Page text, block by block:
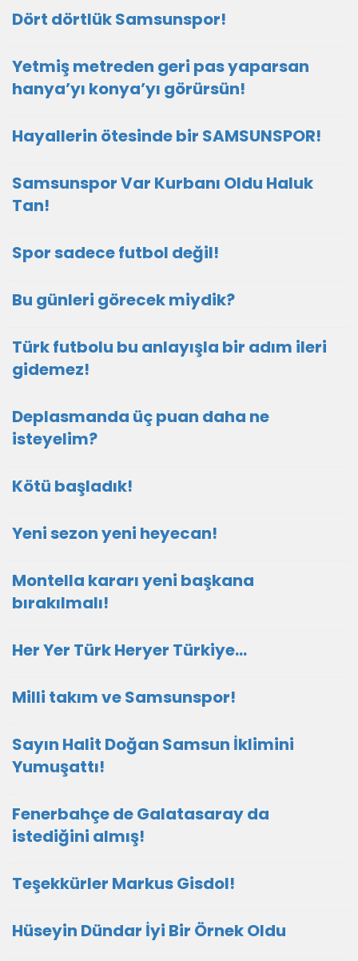
Dört dörtlük Samsunspor!
Yetmiş metreden geri pas yaparsan
hanya’yı konya’yı görürsün!
Hayallerin ötesinde bir SAMSUNSPOR!
Samsunspor Var Kurbanı Oldu Haluk
Tan!
Spor sadece futbol değil!
Bu günleri görecek miydik?
Türk futbolu bu anlayışla bir adım ileri
gidemez!
Deplasmanda üç puan daha ne
isteyelim?
Kötü başladık!
Yeni sezon yeni heyecan!
Montella kararı yeni başkana
bırakılmalı!
Her Yer Türk Heryer Türkiye…
Milli takım ve Samsunspor!
Sayın Halit Doğan Samsun İklimini
Yumuşattı!
Fenerbahçe de Galatasaray da
istediğini almış!
Teşekkürler Markus Gisdol!
Hüseyin Dündar İyi Bir Örnek Oldu